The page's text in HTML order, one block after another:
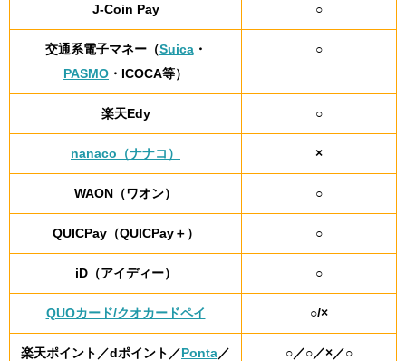
J-Coin Pay ○
交通系電子マネー（Suica・
PASMO ・ICOCA等）
○
楽天Edy ○
nanaco（ナナコ） ×
WAON（ワオン） ○
QUICPay（QUICPay＋） ○
iD（アイディー） ○
QUOカード/クオカードペイ ○/×
楽天ポイント／dポイント／Ponta／
○／○／×／○